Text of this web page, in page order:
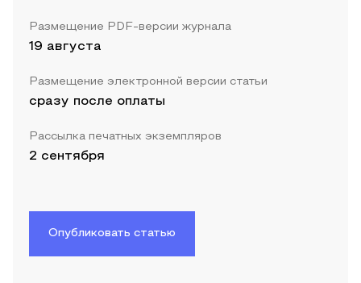
Размещение PDF-версии журнала
19 августа
Размещение электронной версии статьи
сразу после оплаты
Рассылка печатных экземпляров
2 сентября
Опубликовать статью